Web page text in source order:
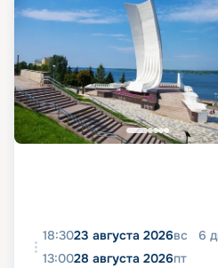
18:3023 августа 2026вс 6
13:0028 августа 2026пт